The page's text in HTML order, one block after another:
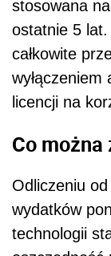
stosowana
ostatnie 5
całkowite
licencji na
Co można
Odliczeniu
wydatków
technologii